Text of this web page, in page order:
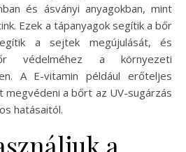
és ásványi anyagokban, mint
Ezek a tápanyagok segítik a bőr
a sejtek megújulását, és
védelméhez a környezeti
A E-vitamin például erőteljes
megvédeni a bőrt az UV-sugárzás
hatásaitól.
a